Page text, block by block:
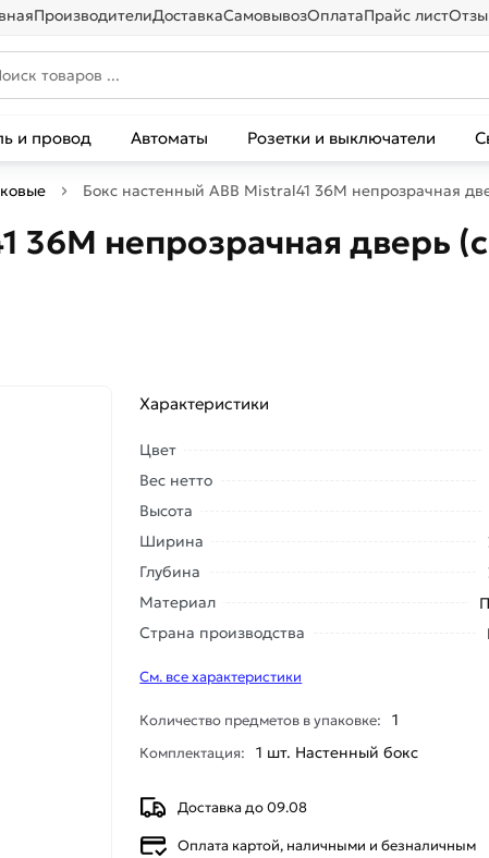
ПроизводителиДоставкаСамовывозОплатаПрайс лист
и провод Автоматы Розетки и выключатели
Бокс настенный ABB Mistral41 36М непрозрачная
36М непрозрачная дверь
Характеристики
Цвет
Вес нетто
Высота
Ширина
Глубина
Материал
Страна производства
См. все характеристики
Количество предметов в упаковке: 1
Комплектация: 1 шт. Настенный бокс
Доставка до 09.08
Оплата картой, наличными и безналичным